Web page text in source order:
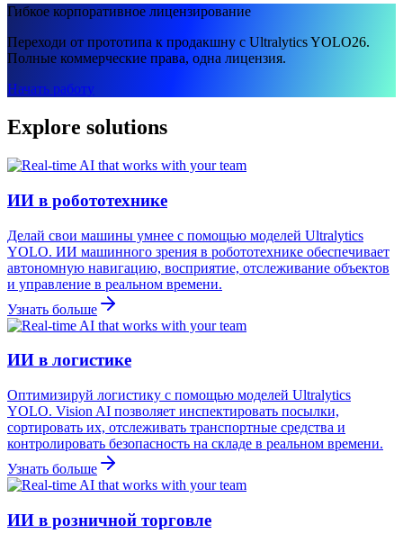
Гибкое корпоративное лицензирование
Переходи от прототипа к продакшну с Ultralytics YOLO26.
Полные коммерческие права, одна лицензия.
Начать работу
Explore solutions
ИИ в робототехнике
Делай свои машины умнее с помощью моделей Ultralytics
YOLO. ИИ машинного зрения в робототехнике обеспечивает
автономную навигацию, восприятие, отслеживание объектов
и управление в реальном времени.
Узнать больше
ИИ в логистике
Оптимизируй логистику с помощью моделей Ultralytics
YOLO. Vision AI позволяет инспектировать посылки,
сортировать их, отслеживать транспортные средства и
контролировать безопасность на складе в реальном времени.
Узнать больше
ИИ в розничной торговле